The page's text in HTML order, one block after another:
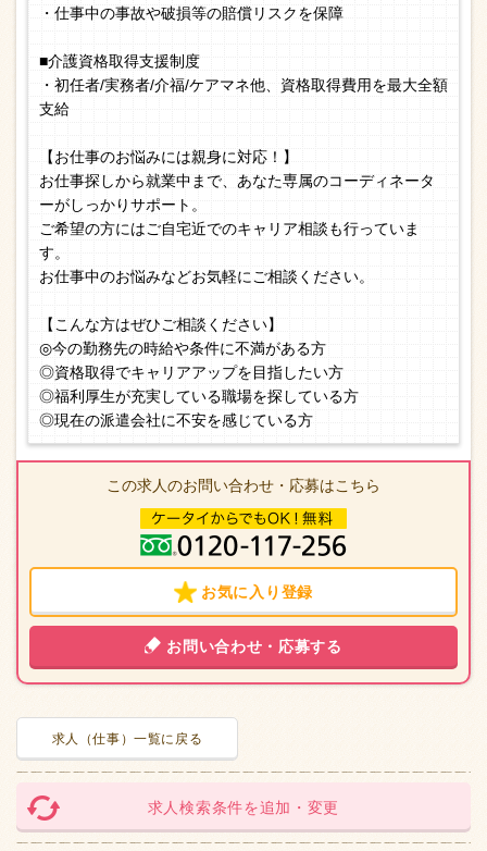
・仕事中の事故や破損等の賠償リスクを保障
■介護資格取得支援制度
・初任者/実務者/介福/ケアマネ他、資格取得費用を最大全額
支給
【お仕事のお悩みには親身に対応！】
お仕事探しから就業中まで、あなた専属のコーディネータ
ーがしっかりサポート。
ご希望の方にはご自宅近でのキャリア相談も行っていま
す。
お仕事中のお悩みなどお気軽にご相談ください。
【こんな方はぜひご相談ください】
◎今の勤務先の時給や条件に不満がある方
◎資格取得でキャリアアップを目指したい方
◎福利厚生が充実している職場を探している方
◎現在の派遣会社に不安を感じている方
この求人のお問い合わせ・応募はこちら
お気に入り登録
お問い合わせ・応募する
求人（仕事）一覧に戻る
求人検索条件を追加・変更